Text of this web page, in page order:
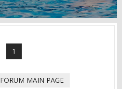
1
FORUM MAIN PAGE